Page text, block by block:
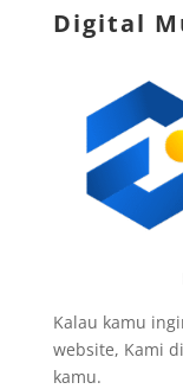
Digital
Kalau kamu
website, Kami
kamu.